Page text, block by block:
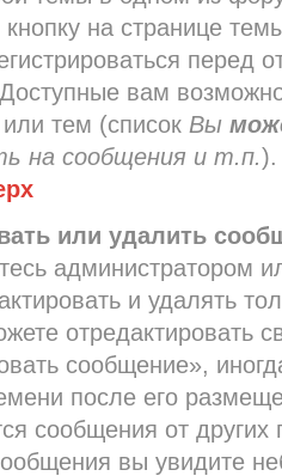
кнопку на странице
перед
вам
тем (список Вы
на сообщения и т.п.).
или удалить
администратором
и удалять
отредактировать
сообщение»,
после его
сообщения от других
вы увидите